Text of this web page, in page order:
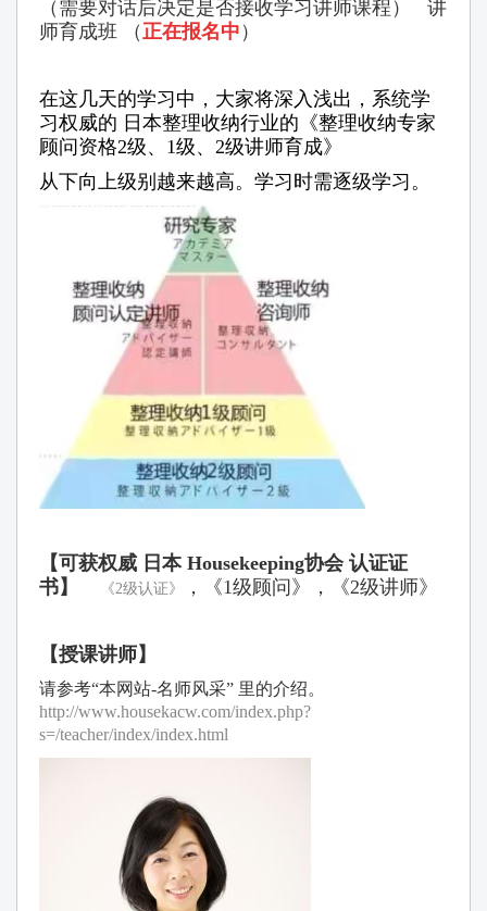
（需要对话后决定是否接收学习讲师课程） 讲
师育成班 （ 正在报名中 ）
在这几天的学习中，大家将深入浅出，系统学
习权 威的 日本整理收纳行业的《整理收纳专家
顾问资格2级、 1级、 2级讲师育成》
从下向上级别越来越高。学习时需逐级学习。
【可获权威 日本 Housekeeping协会 认证证
书】 《2级认证》 ，《1级顾问》，《2级讲师》
【授课讲师】
请参考“本网站-名师风采” 里的介绍。
http://www.housekacw.com/index.php?
s=/teacher/index/index.html